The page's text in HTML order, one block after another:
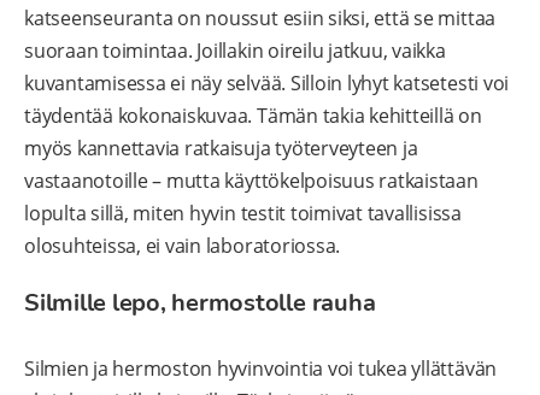
katseenseuranta on noussut esiin siksi, että se mittaa
suoraan toimintaa. Joillakin oireilu jatkuu, vaikka
kuvantamisessa ei näy selvää. Silloin lyhyt katsetesti voi
täydentää kokonaiskuvaa. Tämän takia kehitteillä on
myös kannettavia ratkaisuja työterveyteen ja
vastaanotoille – mutta käyttökelpoisuus ratkaistaan
lopulta sillä, miten hyvin testit toimivat tavallisissa
olosuhteissa, ei vain laboratoriossa.
Silmille lepo, hermostolle rauha
Silmien ja hermoston hyvinvointia voi tukea yllättävän